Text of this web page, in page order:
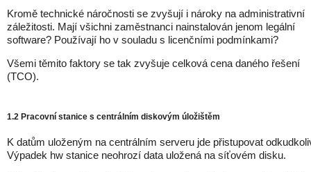
Kromě technické náročnosti se zvyšují i nároky na administrativní
záležitosti. Mají všichni zaměstnanci nainstalován jenom legální
software? Používají ho v souladu s licenčními podmínkami?
Všemi těmito faktory se tak zvyšuje celková cena daného řešení
(TCO).
1.2 Pracovní stanice s centrálním diskovým úložištěm
K datům uloženým na centrálním serveru jde přistupovat
Výpadek hw stanice neohrozí data uložená na síťovém disku.